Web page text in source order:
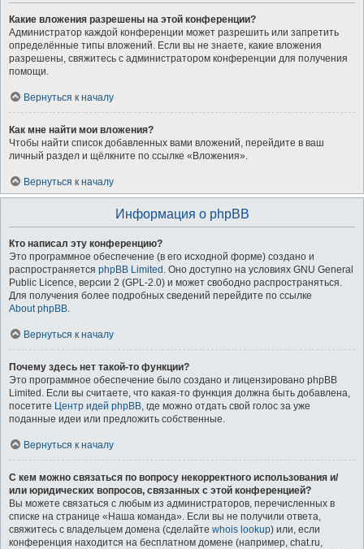
Какие вложения разрешены на этой конференции?
Администратор каждой конференции может разрешить или запретить
определённые типы вложений. Если вы не знаете, какие вложения
разрешены, свяжитесь с администратором конференции для получения
помощи.
Вернуться к началу
Как мне найти мои вложения?
Чтобы найти список добавленных вами вложений, перейдите в ваш
личный раздел и щёлкните по ссылке «Вложения».
Вернуться к началу
Информация о phpBB
Кто написал эту конференцию?
Это программное обеспечение (в его исходной форме) создано и
распространяется phpBB Limited . Оно доступно на условиях GNU General
Public Licence, версии 2 (GPL-2.0) и может свободно распространяться.
Для получения более подробных сведений перейдите по ссылке
About phpBB.
Вернуться к началу
Почему здесь нет такой-то функции?
Это программное обеспечение было создано и лицензировано phpBB
Limited. Если вы считаете, что какая-то функция должна быть добавлена,
посетите Центр идей phpBB, где можно отдать свой голос за уже
поданные идеи или предложить собственные.
Вернуться к началу
С кем можно связаться по вопросу некорректного использования и/
или юридических вопросов, связанных с этой конференцией?
Вы можете связаться с любым из администраторов, перечисленных в
списке на странице «Наша команда». Если вы не получили ответа,
свяжитесь с владельцем домена (сделайте whois lookup) или, если
конференция находится на бесплатном домене (например, chat.ru,